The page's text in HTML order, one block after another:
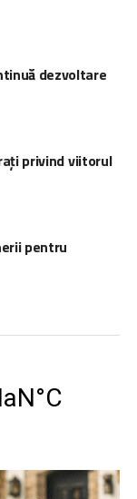
dezvoltare
privind viitorul
pentru